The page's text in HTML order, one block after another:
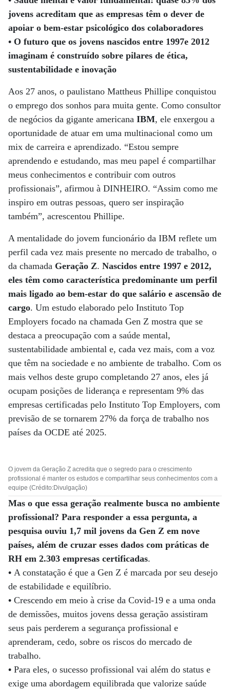
jovens acreditam que as empresas têm o dever de
apoiar o bem-estar psicológico dos colaboradores
• O futuro que os jovens nascidos entre 1997e 2012
imaginam é construído sobre pilares de ética,
sustentabilidade e inovação
Aos 27 anos, o paulistano Mattheus Phillipe conquistou
o emprego dos sonhos para muita gente. Como consultor
de negócios da gigante americana IBM, ele enxergou a
oportunidade de atuar em uma multinacional como um
mix de carreira e aprendizado. “Estou sempre
aprendendo e estudando, mas meu papel é compartilhar
meus conhecimentos e contribuir com outros
profissionais”, afirmou à DINHEIRO. “Assim como me
inspiro em outras pessoas, quero ser inspiração
também”, acrescentou Phillipe.
A mentalidade do jovem funcionário da IBM reflete um
perfil cada vez mais presente no mercado de trabalho, o
da chamada Geração Z. Nascidos entre 1997 e 2012,
eles têm como característica predominante um perfil
mais ligado ao bem-estar do que salário e ascensão de
cargo. Um estudo elaborado pelo Instituto Top
Employers focado na chamada Gen Z mostra que se
destaca a preocupação com a saúde mental,
sustentabilidade ambiental e, cada vez mais, com a voz
que têm na sociedade e no ambiente de trabalho. Com os
mais velhos deste grupo completando 27 anos, eles já
ocupam posições de liderança e representam 9% das
empresas certificadas pelo Instituto Top Employers, com
previsão de se tornarem 27% da força de trabalho nos
países da OCDE até 2025.
O jovem da Geração Z acredita que o segredo para o crescimento
profissional é manter os estudos e compartilhar seus conhecimentos com a
equipe (Crédito:Divulgação)
Mas o que essa geração realmente busca no ambiente
profissional? Para responder a essa pergunta, a
pesquisa ouviu 1,7 mil jovens da Gen Z em nove
países, além de cruzar esses dados com práticas de
RH em 2.303 empresas certificadas.
• A constatação é que a Gen Z é marcada por seu desejo
de estabilidade e equilíbrio.
• Crescendo em meio à crise da Covid-19 e a uma onda
de demissões, muitos jovens dessa geração assistiram
seus pais perderem a segurança profissional e
aprenderam, cedo, sobre os riscos do mercado de
trabalho.
• Para eles, o sucesso profissional vai além do status e
exige uma abordagem equilibrada que valorize saúde